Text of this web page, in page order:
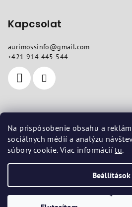
Na prispôsobenie obsahu a
sociálnych médií a analýzu
súbory cookie. Viac informáciítu.
Beállítások
Kapcsolat
aurimossinfo@gmail.com
+421 914 445 544
Hol talál meg minket
Székhely : Pod dubami 618/10,
Telephely: Vojenská 14, Košice 04001
beállítások